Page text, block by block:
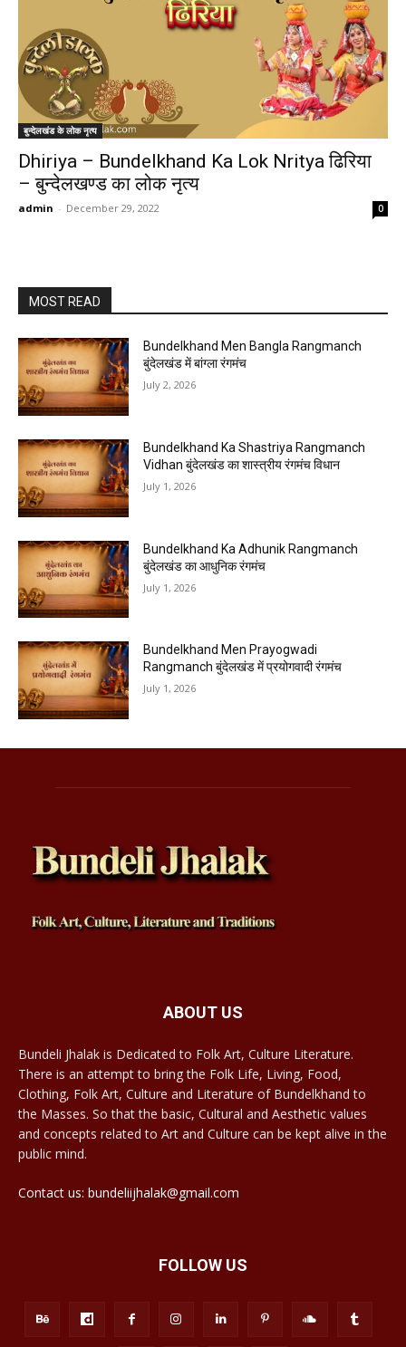
बुन्देलखंड के लोक नृत्य
Dhiriya – Bundelkhand Ka Lok Nritya ढिरिया
– बुन्देलखण्ड का लोक नृत्य
admin - December 29, 2022 0
MOST READ
Bundelkhand Men Bangla Rangmanch
बुंदेलखंड में बांग्ला रंगमंच
July 2, 2026
Bundelkhand Ka Shastriya Rangmanch
Vidhan बुंदेलखंड का शास्त्रीय रंगमंच विधान
July 1, 2026
Bundelkhand Ka Adhunik Rangmanch
बुंदेलखंड का आधुनिक रंगमंच
July 1, 2026
Bundelkhand Men Prayogwadi
Rangmanch बुंदेलखंड में प्रयोगवादी रंगमंच
July 1, 2026
ABOUT US
Bundeli Jhalak is Dedicated to Folk Art, Culture Literature.
There is an attempt to bring the Folk Life, Living, Food,
Clothing, Folk Art, Culture and Literature of Bundelkhand to
the Masses. So that the basic, Cultural and Aesthetic values
and concepts related to Art and Culture can be kept alive in the
public mind.
Contact us: bundeliijhalak@gmail.com
FOLLOW US